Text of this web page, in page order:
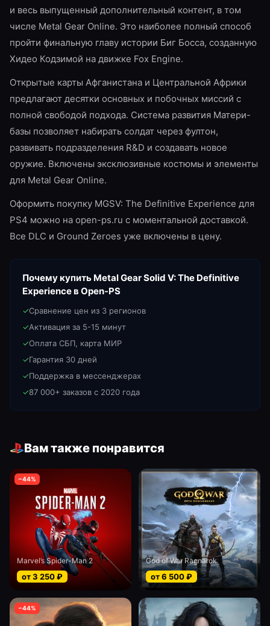
и весь выпущенный дополнительный контент, в том
числе Metal Gear Online. Это наиболее полный способ
пройти финальную главу истории Биг Босса, созданную
Хидео Кодзимой на движке Fox Engine.
Открытые карты Афганистана и Центральной Африки
предлагают десятки основных и побочных миссий с
полной свободой подхода. Система развития Матери-
базы позволяет набирать солдат через фултон,
развивать подразделения R&D и создавать новое
оружие. Включены эксклюзивные костюмы и элементы
для Metal Gear Online.
Оформить покупку MGSV: The Definitive Experience для
PS4 можно на open-ps.ru с моментальной доставкой.
Все DLC и Ground Zeroes уже включены в цену.
Почему купить Metal Gear Solid V: The Definitive
Experienceв Open-PS
✓Сравнение цен из 3 регионов
✓Активация за 5-15 минут
✓Оплата СБП, карта МИР
✓Гарантия 30 дней
✓Поддержка в мессенджерах
✓87 000+ заказов с 2020 года
Вам также понравится
−44%
Marvel’s Spider-Man 2
от3 250₽
God of War Ragnarok
от6 500₽
−44%